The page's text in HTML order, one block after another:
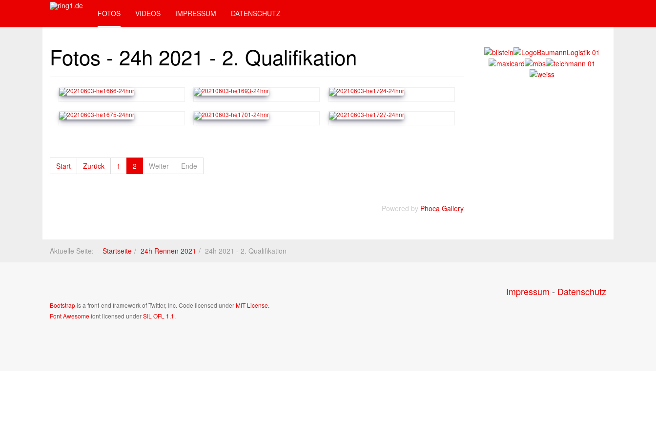
FOTOS VIDEOS IMPRESSUM DATENSCHUTZ
Fotos - 24h 2021 - 2. Qualifikation
Start Zurück 1 2 Weiter Ende
Powered by Phoca Gallery
Aktuelle Seite: Startseite 24h Rennen 2021 24h 2021 - 2. Qualifikation
Impressum - Datenschutz
Bootstrapis a front-end framework of Twitter, Inc. Code licensed underMIT License.
Font Awesomefont licensed underSIL OFL 1.1.